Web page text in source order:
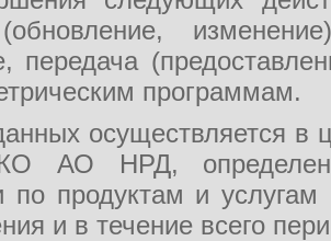
передача
программам.
осуществляется в
АО НРД, определения
по продуктам и
и в течение всего